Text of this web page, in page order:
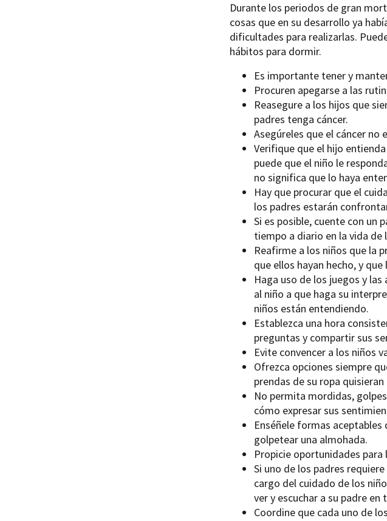
Durante los periodos de gran
cosas que en su desarrollo ya
dificultades para realizarlas.
hábitos para dormir.
Es importante tener y
Procuren apegarse a las
Reasegure a los hijos que
padres tenga cáncer.
Asegúreles que el cáncer no
Verifique que el hijo
puede que el niño le
no significa que lo haya
Hay que procurar que el
los padres estarán
Si es posible, cuente con un
tiempo a diario en la vida de
Reafirme a los niños que la
que ellos hayan hecho, y
Haga uso de los juegos y
al niño a que haga su
niños están entendiendo.
Establezca una hora
preguntas y compartir sus
Evite convencer a los niños
Ofrezca opciones siempre
prendas de su ropa
No permita mordidas,
cómo expresar sus
Enséñele formas
golpetear una almohada.
Propicie oportunidades
Si uno de los padres
cargo del cuidado de los
ver y escuchar a su padre
Coordine que cada uno de